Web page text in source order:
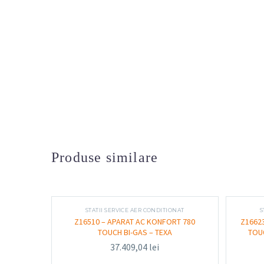
Produse similare
STATII SERVICE AER CONDITIONAT
Z16510 – APARAT AC KONFORT 780
TOUCH BI-GAS – TEXA
37.409,04 lei